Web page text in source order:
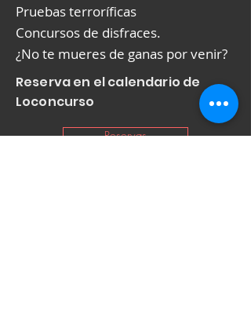
Pruebas terroríficas
Concursos de disfraces.
¿No te mueres de ganas por venir?
Reserva en el calendario de
Loconcurso
Reservas